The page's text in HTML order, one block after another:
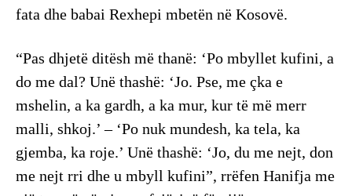
fata dhe babai Rexhepi mbetën në Kosovë.
“Pas dhjetë ditësh më thanë: ‘Po mbyllet kufini, a
do me dal? Unë thashë: ‘Jo. Pse, me çka e
mshelin, a ka gardh, a ka mur, kur të më merr
malli, shkoj.’ – ‘Po nuk mundesh, ka tela, ka
gjemba, ka roje.’ Unë thashë: ‘Jo, du me nejt, don
me nejt rri dhe u mbyll kufini”, rrëfen Hanifja me